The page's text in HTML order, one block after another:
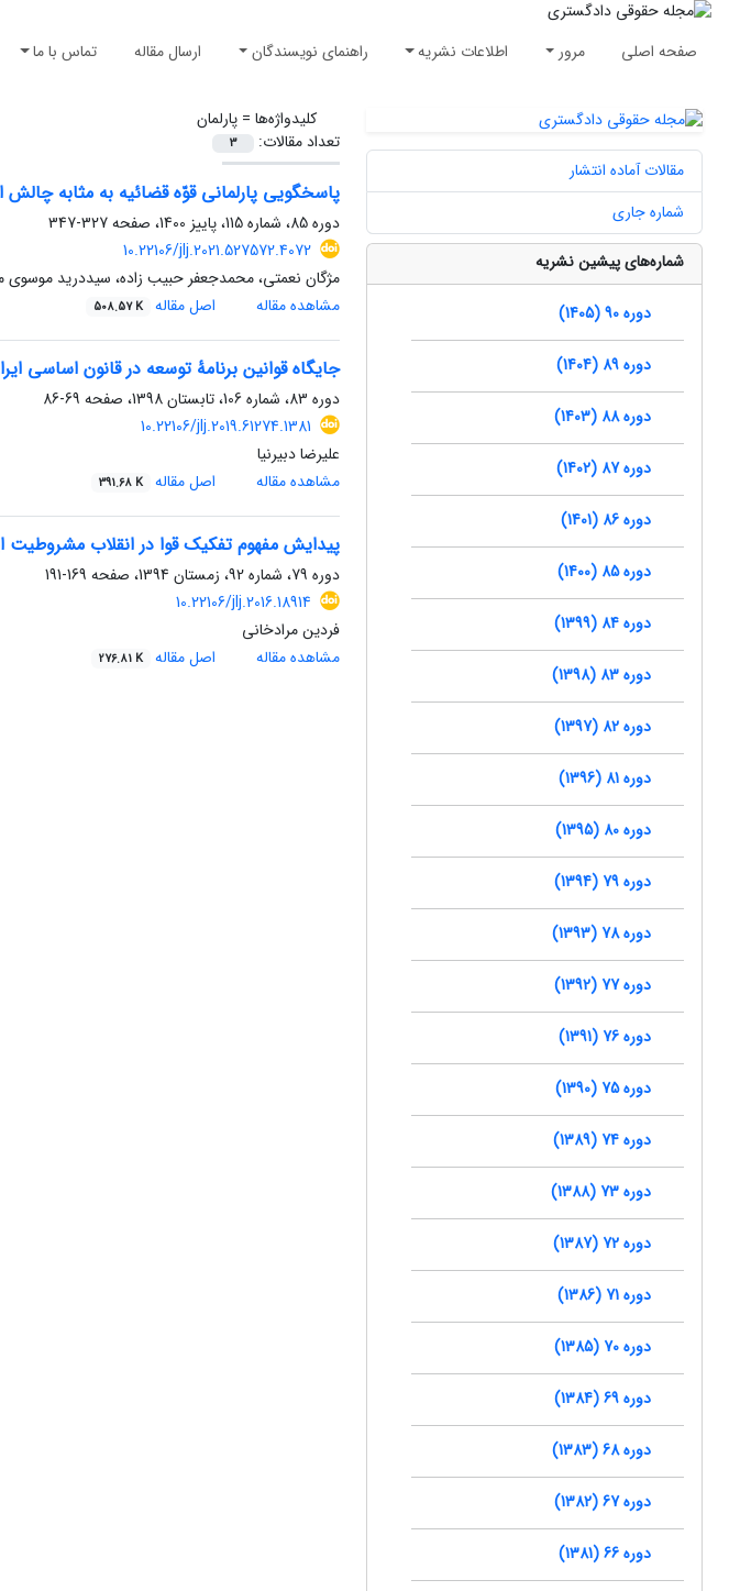
صفحه اصلی مرور اطلاعات نشریه راهنمای نویسندگان ارسال مقاله تماس با ما
کلیدواژه‌ها =پارلمان
تعداد مقالات:
3
پاسخگویی پارلمانی قوّه قضائیه به مثابه چالش
دوره 85، شماره 115، پاییز 1400، صفحه
327-347
10.22106/jlj.2021.527572.4072
مژگان نعمتی، محمدجعفر حبیب زاده، سیددرید موسوی
مشاهده مقاله
اصل مقاله 508.57 K
جایگاه قوانین برنامۀ توسعه در قانون اساسی
دوره 83، شماره 106، تابستان 1398، صفحه
69-86
10.22106/jlj.2019.61274.1381
علیرضا دبیرنیا
مشاهده مقاله
اصل مقاله 391.68 K
پیدایش مفهوم تفکیک قوا در انقلاب مشروطیت
دوره 79، شماره 92، زمستان 1394، صفحه
169-191
10.22106/jlj.2016.18914
فردین مرادخانی
مشاهده مقاله
اصل مقاله 276.81 K
مقالات آماده انتشار
شماره جاری
شماره‌های پیشین نشریه
دوره 90 (1405)
دوره 89 (1404)
دوره 88 (1403)
دوره 87 (1402)
دوره 86 (1401)
دوره 85 (1400)
دوره 84 (1399)
دوره 83 (1398)
دوره 82 (1397)
دوره 81 (1396)
دوره 80 (1395)
دوره 79 (1394)
دوره 78 (1393)
دوره 77 (1392)
دوره 76 (1391)
دوره 75 (1390)
دوره 74 (1389)
دوره 73 (1388)
دوره 72 (1387)
دوره 71 (1386)
دوره 70 (1385)
دوره 69 (1384)
دوره 68 (1383)
دوره 67 (1382)
دوره 66 (1381)